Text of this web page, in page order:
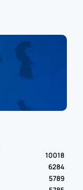
10018
6284
5789